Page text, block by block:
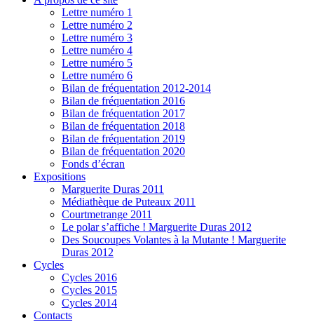
Lettre numéro 1
Lettre numéro 2
Lettre numéro 3
Lettre numéro 4
Lettre numéro 5
Lettre numéro 6
Bilan de fréquentation 2012-2014
Bilan de fréquentation 2016
Bilan de fréquentation 2017
Bilan de fréquentation 2018
Bilan de fréquentation 2019
Bilan de fréquentation 2020
Fonds d’écran
Expositions
Marguerite Duras 2011
Médiathèque de Puteaux 2011
Courtmetrange 2011
Le polar s’affiche ! Marguerite Duras 2012
Des Soucoupes Volantes à la Mutante ! Marguerite
Duras 2012
Cycles
Cycles 2016
Cycles 2015
Cycles 2014
Contacts